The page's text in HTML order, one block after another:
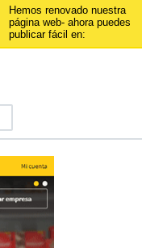
Hemos renovado nuestra
página web- ahora puedes
publicar fácil en: